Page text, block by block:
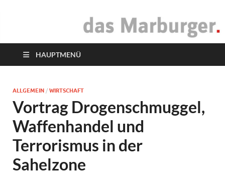
das Marburger.
HAUPTMENÜ
ALLGEMEIN / WIRTSCHAFT
Vortrag Drogenschmuggel,
Waffenhandel und
Terrorismus in der
Sahelzone